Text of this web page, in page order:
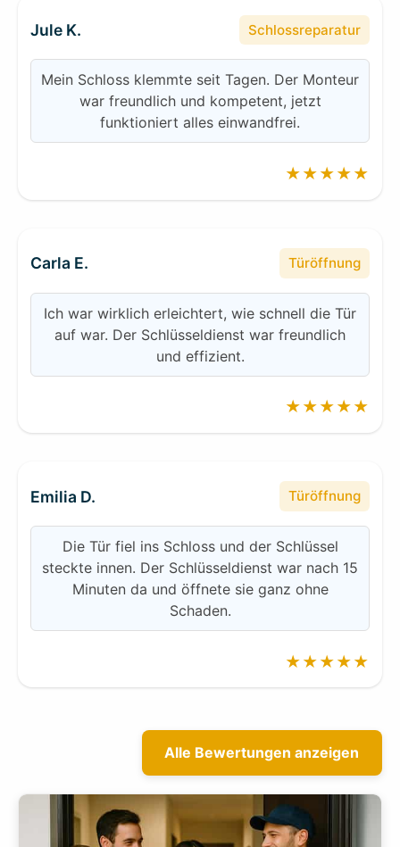
Jule K. Schlossreparatur
Mein Schloss klemmte seit Tagen. Der Monteur
war freundlich und kompetent, jetzt
funktioniert alles einwandfrei.
★★★★★
Carla E. Türöffnung
Ich war wirklich erleichtert, wie schnell die Tür
auf war. Der Schlüsseldienst war freundlich
und effizient.
★★★★★
Emilia D. Türöffnung
Die Tür fiel ins Schloss und der Schlüssel
steckte innen. Der Schlüsseldienst war nach 15
Minuten da und öffnete sie ganz ohne
Schaden.
★★★★★
Alle Bewertungen anzeigen